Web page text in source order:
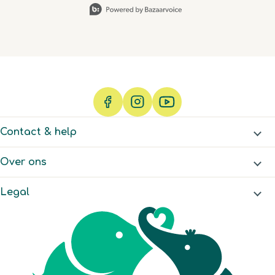
Contact & help
Over ons
Legal